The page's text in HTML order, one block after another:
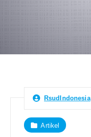
RsudIndonesia
Artikel